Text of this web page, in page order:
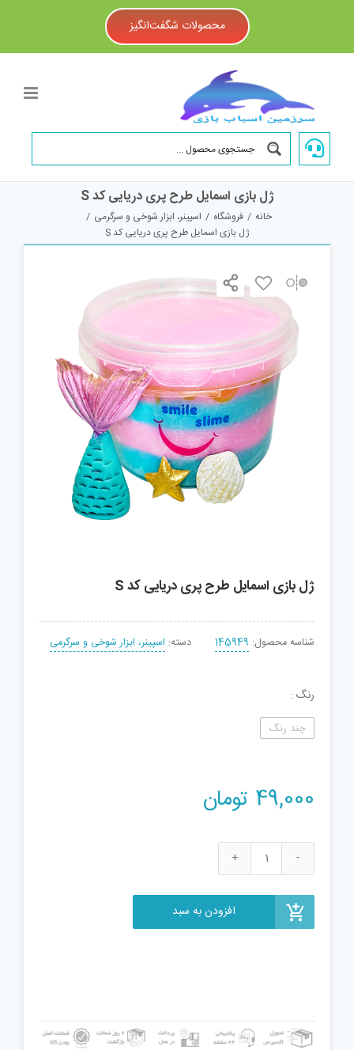
محصولات شگفت‌انگیز
ژل بازی اسمایل طرح پری دریایی کد S
خانه / فروشگاه / اسپینر، ابزار شوخی و سرگرمی /
ژل بازی اسمایل طرح پری دریایی کد S
ژل بازی اسمایل طرح پری دریایی کد S
شناسه محصول: 145949 دسته: اسپینر، ابزار شوخی و سرگرمی
رنگ
چند رنگ
49,000 تومان
ژل
افزودن به سبد